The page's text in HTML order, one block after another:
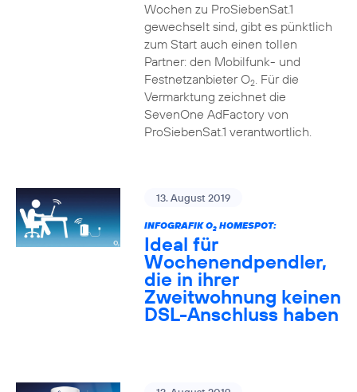
Wochen zu ProSiebenSat.1
gewechselt sind, gibt es pünktlich
zum Start auch einen tollen
Partner: den Mobilfunk- und
Festnetzanbieter O2. Für die
Vermarktung zeichnet die
SevenOne AdFactory von
ProSiebenSat.1 verantwortlich.
13. August 2019
INFOGRAFIK O2HOMESPOT:
Ideal für
Wochenendpendler,
die in ihrer
Zweitwohnung keinen
DSL-Anschluss haben